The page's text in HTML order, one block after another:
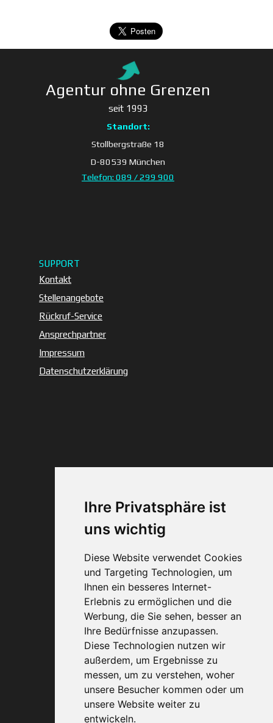
Ihre Privatsphäre ist
uns wichtig
Diese Website verwendet Cookies
und Targeting Technologien, um
Ihnen ein besseres Internet-
Erlebnis zu ermöglichen und die
Werbung, die Sie sehen, besser an
Ihre Bedürfnisse anzupassen.
Diese Technologien nutzen wir
außerdem, um Ergebnisse zu
messen, um zu verstehen, woher
unsere Besucher kommen oder um
unsere Website weiter zu
entwickeln.
SUPPORT
Kontakt
Stellenangebote
Rückruf-Service
Ansprechpartner
Impressum
Datenschutzerklärung
Agentur ohne Grenzen
seit 1993
Standort:
Stollbergstraße 18
D-80539 München
Telefon: 089 / 299 900
Web-Design + SEOCarlheinz Schichl
0800 40 200 33